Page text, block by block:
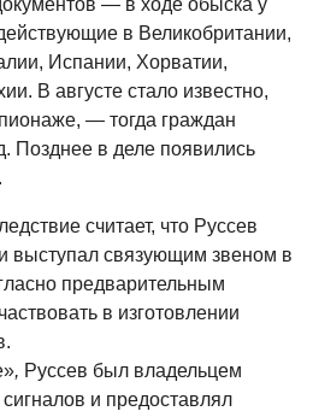
— в ходе обыска у
в Великобритании,
Испании, Хорватии,
В августе стало известно,
— тогда граждан
Позднее в деле появились
считает, что Руссев
выступал связующим звеном в
предварительным
в изготовлении
, Руссев был владельцем
и предоставлял